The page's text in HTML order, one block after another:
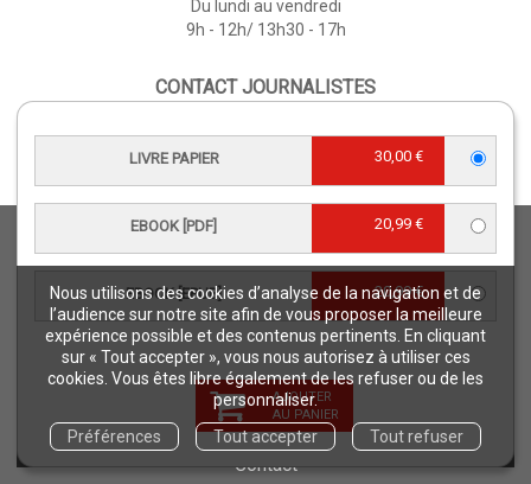
Nous utilisons des cookies d’analyse de la navigation et de
l’audience sur notre site afin de vous proposer la meilleure
expérience possible et des contenus pertinents. En cliquant
sur « Tout accepter », vous nous autorisez à utiliser ces
cookies. Vous êtes libre également de les refuser ou de les
personnaliser.
Préférences
Tout accepter Tout refuser
LIVRE PAPIER 30,00 €
EBOOK [PDF] 20,99 €
EBOOK [EPUB] 20,99 €
AJOUTER
AU PANIER
Du lundi au vendredi
9h - 12h/ 13h30 - 17h
CONTACT JOURNALISTES
ÉDITIONS QUÆ
Qui sommes-nous ?
Nos collections
CGV
Téléchargements
Comment commander ?
Où trouver nos ouvrages ?
Contact